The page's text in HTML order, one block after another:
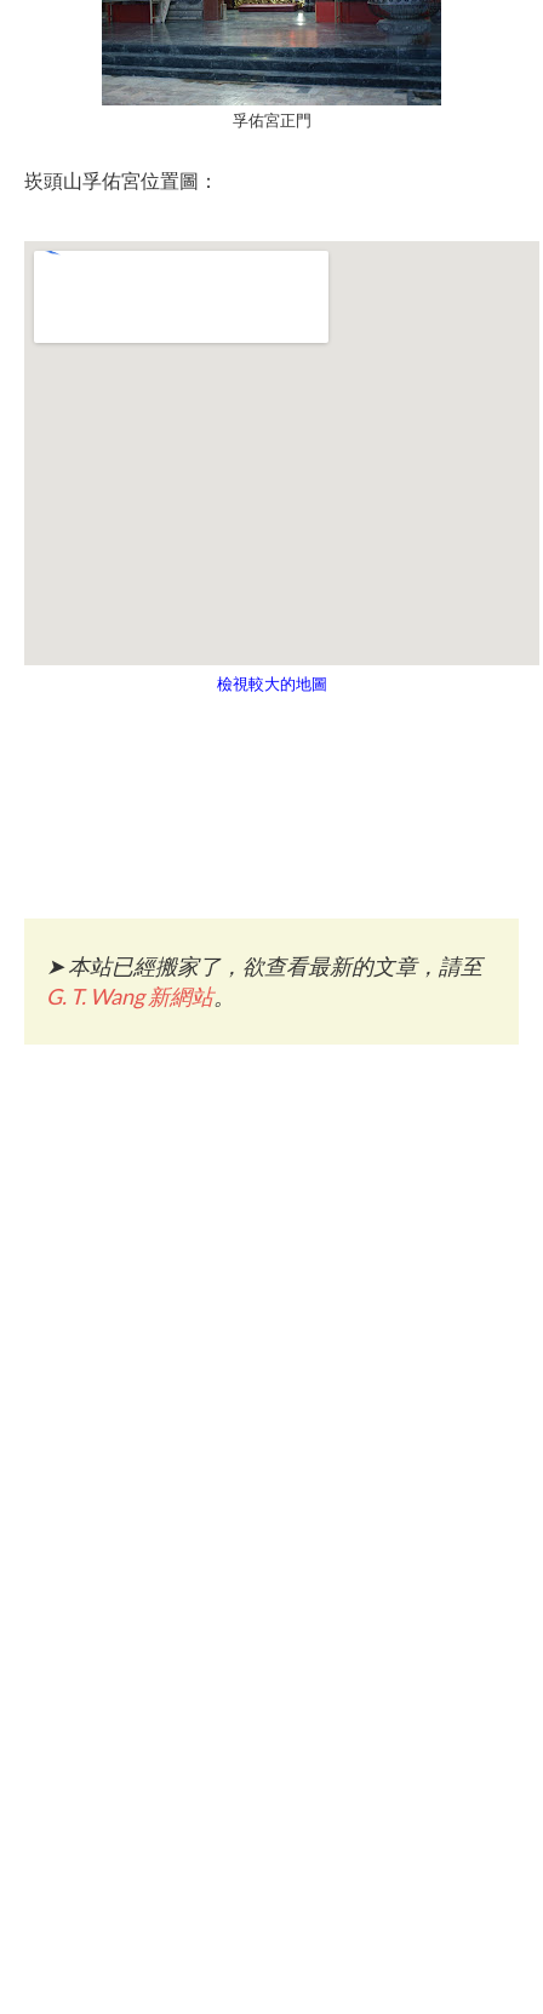
孚佑宮正門
崁頭山孚佑宮位置圖：
檢視較大的地圖
➤本站已經搬家了，欲查看最新的文章，請至
G. T. Wang 新網站。